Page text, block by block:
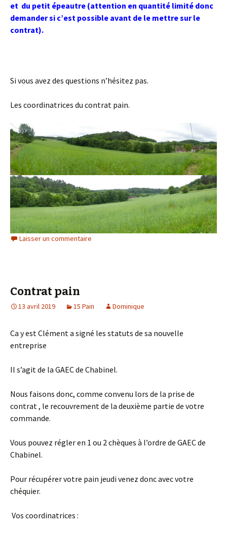
et du petit épeautre (attention en quantité limité donc
demander si c’est possible avant de le mettre sur le
contrat).
Si vous avez des questions n’hésitez pas.
Les coordinatrices du contrat pain.
Laisser un commentaire
Contrat pain
13 avril 2019 15 Pain Dominique
Ca y est Clément a signé les statuts de sa nouvelle
entreprise
Il s’agit de la GAEC de Chabinel.
Nous faisons donc, comme convenu lors de la prise de
contrat , le recouvrement de la deuxième partie de votre
commande.
Vous pouvez régler en 1 ou 2 chèques à l’ordre de GAEC de
Chabinel.
Pour récupérer votre pain jeudi venez donc avec votre
chéquier.
Vos coordinatrices :